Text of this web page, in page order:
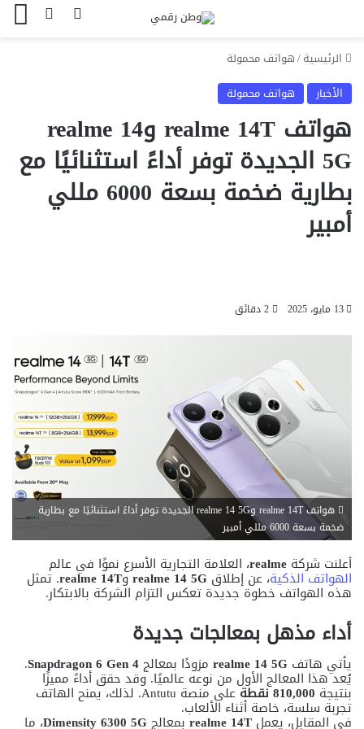
بحث عنالوضع
الرئيسية/هواتف محمولة
الأخبار
هواتف محمولة
هواتف realme 14T وrealme 14
5G الجديدة توفر أداءً استثنائيًا مع
بطارية ضخمة بسعة 6000 مللي
أمبير
13 مايو، 2025
هواتف realme 14T وrealme 14 5G الجديدة توفر أداءً استثنائيًا مع بطارية
ضخمة بسعة 6000 مللي أمبير
أعلنت شركة realme، العلامة التجارية الأسرع نموًا في عالم
الهواتف الذكية، عن إطلاق realme 14 5Gوrealme 14T. تمثل
هذه الهواتف خطوة جديدة تعكس التزام الشركة بالابتكار.
أداء مذهل بمعالجات جديدة
يأتي هاتف realme 14 5G مزودًا بمعالجSnapdragon 6 Gen 4
.
يُعد هذا المعالج الأول من نوعه عالميًا. وقد حقق أداءً مميزًا
بنتيجة 810,000 نقطة على منصة Antutu. لذلك، يمنح الهاتف
تجربة سلسة، خاصة أثناء الألعاب.
في المقابل، يعمل realme 14TبمعالجDimensity 6300 5G، ما